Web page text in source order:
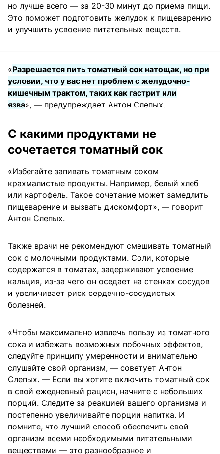
но лучше всего — за 20-30 минут до приема пищи.
Это поможет подготовить желудок к пищеварению
и улучшить усвоение питательных веществ.
«Разрешается пить томатный сок натощак, но при
условии, что у вас нет проблем с желудочно-
кишечным трактом, таких как гастрит или
язва», — предупреждает Антон Слепых.
С какими продуктами не
сочетается томатный сок
«Избегайте запивать томатным соком
крахмалистые продукты. Например, белый хлеб
или картофель. Такое сочетание может замедлить
пищеварение и вызвать дискомфорт», — говорит
Антон Слепых.
Также врачи не рекомендуют смешивать томатный
сок с молочными продуктами. Соли, которые
содержатся в томатах, задерживают усвоение
кальция, из-за чего он оседает на стенках сосудов
и увеличивает риск сердечно-сосудистых
болезней.
«Чтобы максимально извлечь пользу из томатного
сока и избежать возможных побочных эффектов,
следуйте принципу умеренности и внимательно
слушайте свой организм, — советует Антон
Слепых. — Если вы хотите включить томатный сок
в свой ежедневный рацион, начните с небольших
порций. Следите за реакцией вашего организма и
постепенно увеличивайте порции напитка. И
помните, что лучший способ обеспечить свой
организм всеми необходимыми питательными
веществами — это разнообразное и